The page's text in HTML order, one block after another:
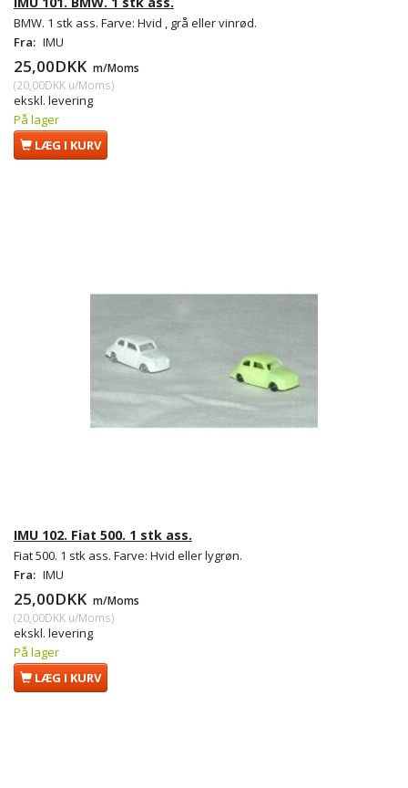
BMW. 1 stk ass. Farve: Hvid , grå eller vinrød.
Fra: IMU
25,00DKK m/Moms
(20,00DKK u/Moms)
ekskl. levering
På lager
LÆG I KURV
IMU 102. Fiat 500. 1 stk ass.
Fiat 500. 1 stk ass. Farve: Hvid eller lygrøn.
Fra: IMU
25,00DKK m/Moms
(20,00DKK u/Moms)
ekskl. levering
På lager
LÆG I KURV